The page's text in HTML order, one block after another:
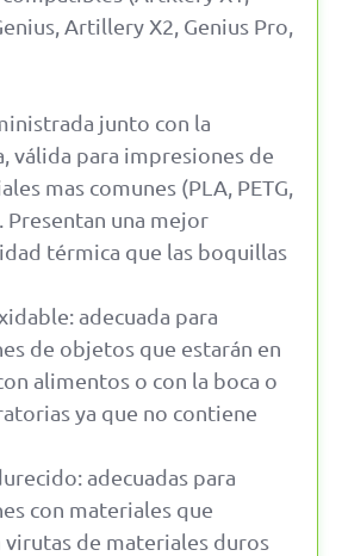
Artillery X2, Genius Pro,
junto con la
válida para impresiones de
mas comunes (PLA, PETG,
Presentan una mejor
térmica que las boquillas
adecuada para
de objetos que estarán en
alimentos o con la boca o
ya que no contiene
adecuadas para
con materiales que
virutas de materiales duros